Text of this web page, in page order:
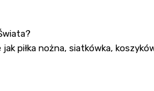
piłka nożna, siatkówka,